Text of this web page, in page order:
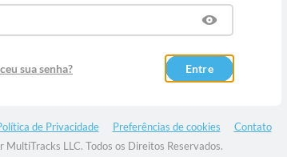
sua senha? Entre
de Privacidade Preferências de cookies
Contato
LLC. Todos os Direitos Reservados.